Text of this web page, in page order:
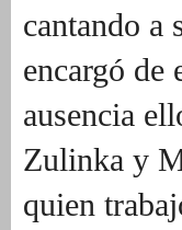
cantando a
encargó de
ausencia
Zulinka y
quien